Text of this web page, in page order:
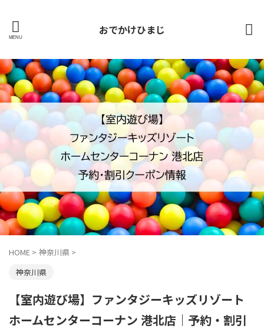
おでかけひまじ
HOME > 神奈川県 >
神奈川県
【室内遊び場】ファンタジーキッズリゾート
ホームセンターコーナン 港北店｜予約・割引